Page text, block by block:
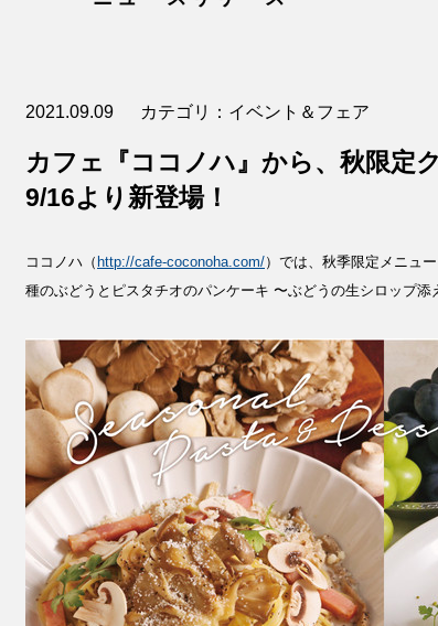
2021.09.09 カテゴリ：イベント＆フェア
カフェ『ココノハ』から、秋限定
9/16より新登場！
ココノハ（ http://cafe-coconoha.com/）では、秋季限定メニュ
種のぶどうとピスタチオのパンケーキ 〜ぶどうの生シロップ添